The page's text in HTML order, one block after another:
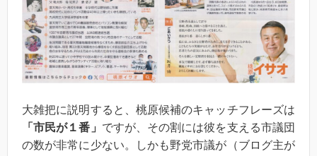
大雑把に説明すると、桃原候補のキャッチフレーズは
「市民が１番」 ですが、その割には彼を支える市議団
の数が非常に少ない。しかも野党市議が（ブログ主が